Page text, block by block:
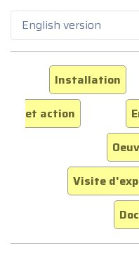
English version
Installation
et action
Visite